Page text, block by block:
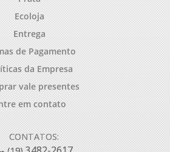
Ecoloja
Entrega
de Pagamento
da Empresa
vale presentes
em contato
CONTATOS: